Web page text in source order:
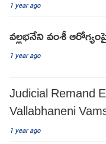
1 year ago
వల్లభనేని వంశీ
1 year ago
Judicial Remand
Vallabhaneni
1 year ago